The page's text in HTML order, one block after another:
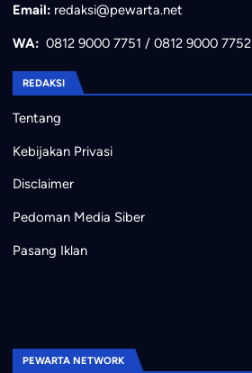
Email: redaksi@pewarta.net
WA: 0812 9000 7751 / 0812 9000 7752
REDAKSI
Tentang
Kebijakan Privasi
Disclaimer
Pedoman Media Siber
Pasang Iklan
PEWARTA NETWORK